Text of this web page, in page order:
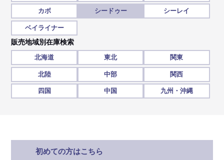
カボ シードゥー シーレイ
ベイライナー
販売地域別在庫検索
北海道 東北 関東
北陸 中部 関西
四国 中国 九州・沖縄
初めての方はこちら